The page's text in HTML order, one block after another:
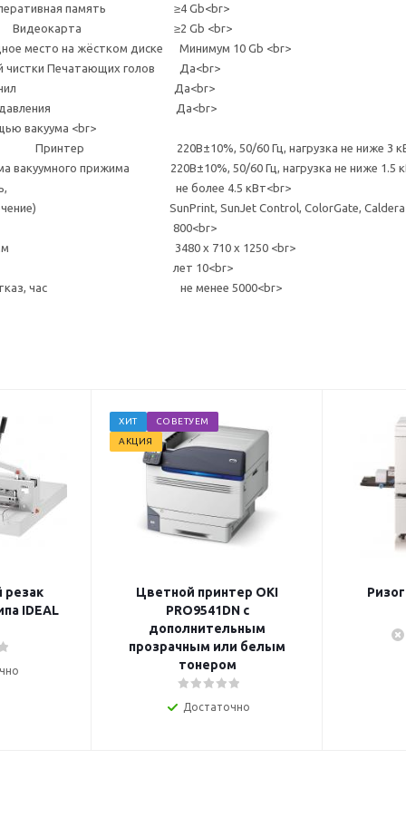
память ≥4 Gb<br>
≥2 Gb <br>
жёстком диске Минимум 10 Gb <br>
чистки Печатающих голов Да<br>
чернил Да<br>
давления Да<br>
вакуума <br>
220В±10%, 50/60 Гц, нагрузка не ниже 3
прижима 220В±10%, 50/60 Гц, нагрузка не ниже 1.5
не более 4.5 кВт<br>
SunPrint, SunJet Control, ColorGate, Caldera
кг 800<br>
мм 3480 х 710 х 1250 <br>
службы, лет 10<br>
на отказ, час не менее 5000<br>
резак
IDEAL
ХИТ
СОВЕТУЕМ
АКЦИЯ
Цветной принтер OKI
PRO9541DN с
дополнительным
прозрачным или белым
тонером
Достаточно